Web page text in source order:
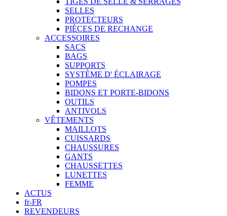
SELLES
PROTECTEURS
PIÈCES DE RECHANGE
ACCESSOIRES
SACS
BAGS
SUPPORTS
SYSTÈME D' ÉCLAIRAGE
POMPES
BIDONS ET PORTE-BIDONS
OUTILS
ANTIVOLS
VÊTEMENTS
MAILLOTS
CUISSARDS
CHAUSSURES
GANTS
CHAUSSETTES
LUNETTES
FEMME
ACTUS
fr-FR
REVENDEURS